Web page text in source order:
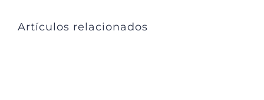
Artículos relacionados